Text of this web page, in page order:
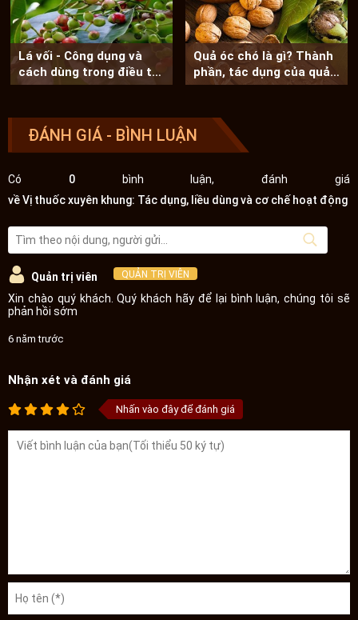
Lá vối - Công dụng và
cách dùng trong điều trị
bệnh
Quả óc chó là gì? Thành
phần, tác dụng của quả
óc chó
ĐÁNH GIÁ - BÌNH LUẬN
Có 0bình luận, đánh giá
về Vị thuốc xuyên khung: Tác dụng, liều dùng và cơ chế hoạt động
Quản trị viên QUẢN TRỊ VIÊN
Xin chào quý khách. Quý khách hãy để lại bình luận, chúng tôi sẽ
phản hồi sớm
6 năm trước
Nhận xét và đánh giá
Nhấn vào đây để đánh giá